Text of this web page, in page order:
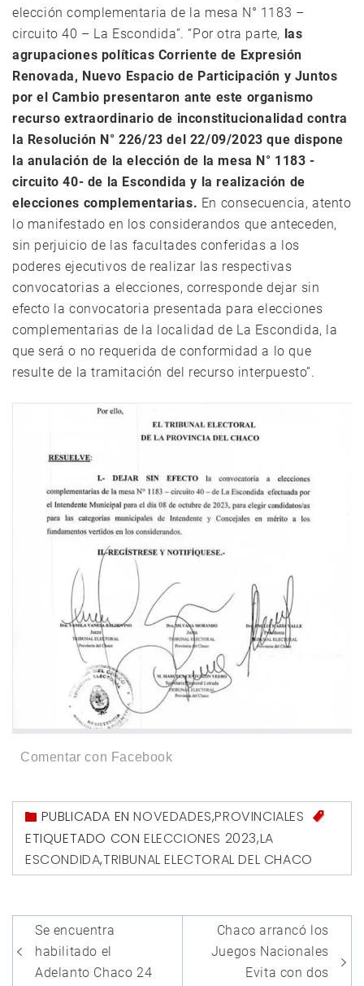
elección complementaria de la mesa N° 1183 –
circuito 40 – La Escondida”. “Por otra parte, las
agrupaciones políticas Corriente de Expresión
Renovada, Nuevo Espacio de Participación y Juntos
por el Cambio presentaron ante este organismo
recurso extraordinario de inconstitucionalidad contra
la Resolución N° 226/23 del 22/09/2023 que dispone
la anulación de la elección de la mesa N° 1183 -
circuito 40- de la Escondida y la realización de
elecciones complementarias. En consecuencia, atento
lo manifestado en los considerandos que anteceden,
sin perjuicio de las facultades conferidas a los
poderes ejecutivos de realizar las respectivas
convocatorias a elecciones, corresponde dejar sin
efecto la convocatoria presentada para elecciones
complementarias de la localidad de La Escondida, la
que será o no requerida de conformidad a lo que
resulte de la tramitación del recurso interpuesto”.
Comentar con Facebook
PUBLICADA ENNOVEDADES,PROVINCIALES
ETIQUETADO CON ELECCIONES 2023,LA
ESCONDIDA,TRIBUNAL ELECTORAL DEL CHACO
Navegación
de
Se encuentra
habilitado el
Adelanto Chaco 24
Chaco arrancó los
Juegos Nacionales
Evita con dos